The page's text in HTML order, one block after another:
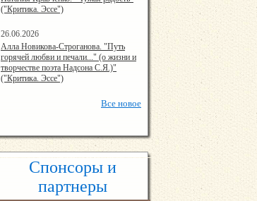
("Критика. Эссе")
26.06.2026
15:39:00
Алла Новикова-Строганова. "Путь
горячей любви и печали..." (о жизни и
творчестве поэта Надсона С.Я.)"
("Критика. Эссе")
Все новое
Спонсоры и
партнеры